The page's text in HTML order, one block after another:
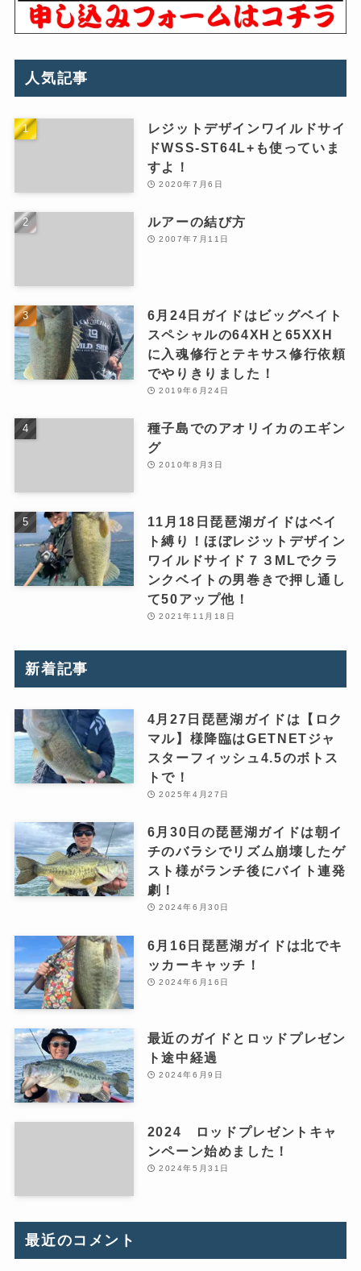
人気記事
レジットデザインワイルドサイ
ドWSS-ST64L+も使っていま
すよ！
2020年7月6日
ルアーの結び方
2007年7月11日
6月24日ガイドはビッグベイト
スペシャルの64XHと65XXH
に入魂修行とテキサス修行依頼
でやりきりました！
2019年6月24日
種子島でのアオリイカのエギン
グ
2010年8月3日
11月18日琵琶湖ガイドはベイ
ト縛り！ほぼレジットデザイン
ワイルドサイド７３MLでクラ
ンクベイトの男巻きで押し通し
て50アップ他！
2021年11月18日
新着記事
4月27日琵琶湖ガイドは【ロク
マル】様降臨はGETNETジャ
スターフィッシュ4.5のボトス
トで！
2025年4月27日
6月30日の琵琶湖ガイドは朝イ
チのバラシでリズム崩壊したゲ
スト様がランチ後にバイト連発
劇！
2024年6月30日
6月16日琵琶湖ガイドは北でキ
ッカーキャッチ！
2024年6月16日
最近のガイドとロッドプレゼン
ト途中経過
2024年6月9日
2024 ロッドプレゼントキャ
ンペーン始めました！
2024年5月31日
最近のコメント